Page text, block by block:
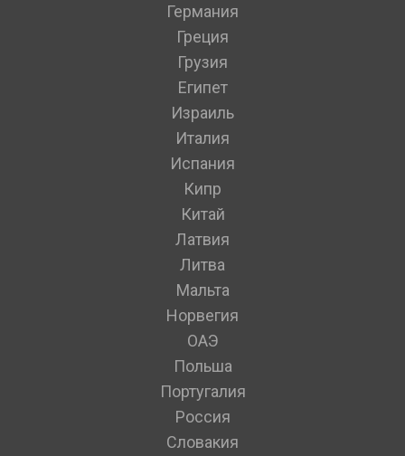
Германия
Греция
Грузия
Египет
Израиль
Италия
Испания
Кипр
Китай
Латвия
Литва
Мальта
Норвегия
ОАЭ
Польша
Португалия
Россия
Словакия